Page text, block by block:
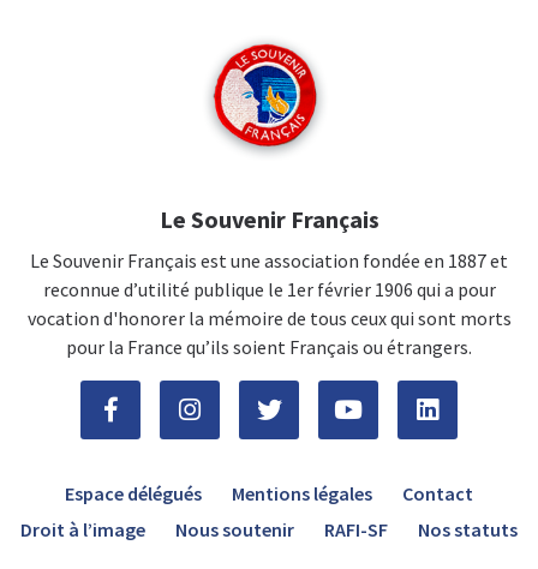
Le Souvenir Français
Le Souvenir Français est une association fondée en 1887 et
reconnue d’utilité publique le 1er février 1906 qui a pour
vocation d'honorer la mémoire de tous ceux qui sont morts
pour la France qu’ils soient Français ou étrangers.
Espace délégués Mentions légales
Contact
Droit à l’image
Nous soutenir RAFI-SF Nos statuts